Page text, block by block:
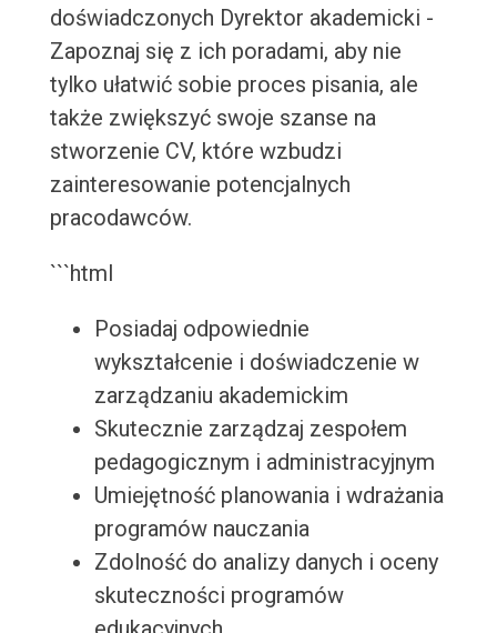
doświadczonych Dyrektor akademicki -
Zapoznaj się z ich poradami, aby nie
tylko ułatwić sobie proces pisania, ale
także zwiększyć swoje szanse na
stworzenie CV, które wzbudzi
zainteresowanie potencjalnych
pracodawców.
```html
Posiadaj odpowiednie
wykształcenie i doświadczenie w
zarządzaniu akademickim
Skutecznie zarządzaj zespołem
pedagogicznym i administracyjnym
Umiejętność planowania i wdrażania
programów nauczania
Zdolność do analizy danych i oceny
skuteczności programów